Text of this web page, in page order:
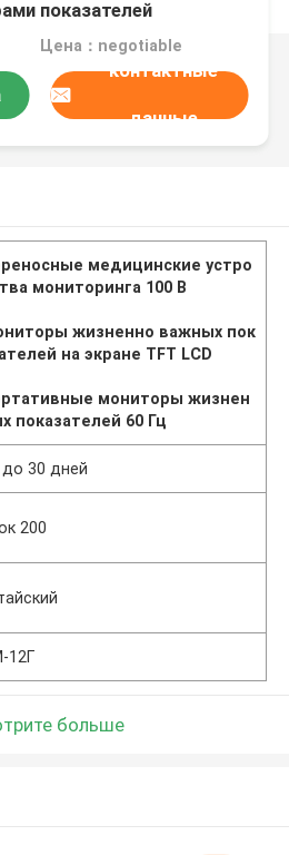
показателей
экрана 12,1 дюймов ТФТ
Цена：negotiable
контактные
данные
медицинские устро
мониторинга 100 В
жизненно важных пок
на экране TFT LCD
мониторы жизнен
показателей 60 Гц
до 30 дней
200
12Г
больше